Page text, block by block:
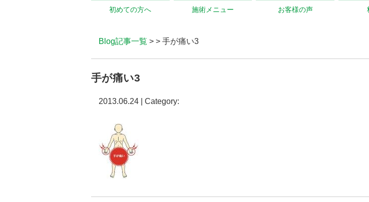
初めての方へ 施術メニュー お客様の声
Blog記事一覧 > > 手が痛い3
手が痛い3
2013.06.24 | Category: